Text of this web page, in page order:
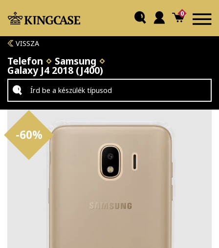
0
VISSZA
Telefon Samsung
Galaxy J4 2018 (J400)
-60%